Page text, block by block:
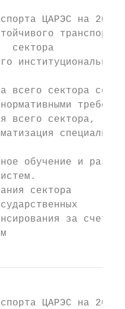
ЦАРЭС на 2030
сектора
институционального
всего сектора
всего сектора,
обучение и
сектора
за счет
ЦАРЭС на 2030